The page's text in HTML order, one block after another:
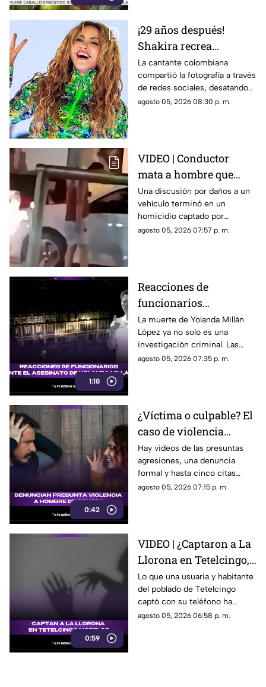
¡29 años después!
Shakira recrea
ICÓNICO meme; esta es
la historia de la
fotografía
La cantante colombiana
compartió la fotografía a través
de redes sociales, desatando
cientos de comentarios.
agosto 05, 2026 08:30 p. m.
VIDEO | Conductor
mata a hombre que
rompió su espejo
retrovisor
Una discusión por daños a un
vehículo terminó en un
homicidio captado por
testigos.
agosto 05, 2026 07:57 p. m.
1:18
Reacciones de
funcionarios
Morelenses ante el
asesinato de Yolanda
Millán, ayudante
municipal de
La muerte de Yolanda Millán
López ya no solo es una
investigación criminal. Las
reacciones continúan
fuertes. ¿Qué dijeron las
autoridades y qué sigue en el
caso?
agosto 05, 2026 07:35 p. m.
0:42
¿Víctima o culpable? El
caso de violencia
contra los hombres en
Sonora que está
generando
conversación en redes
Hay videos de las presuntas
agresiones, una denuncia
formal y hasta cinco citas
psicológicas canceladas; aun
agosto 05, 2026 07:15 p. m.
0:59
VIDEO | ¿Captaron a La
Llorona en Tetelcingo,
Morelos? Misteriosa
figura y lamentos en
Tetelcingo, Morelos,
estremecen las redes
Lo que una usuaria y habitante
del poblado de Tetelcingo
captó con su teléfono ha
dejado a muchos morelenses
agosto 05, 2026 06:58 p. m.